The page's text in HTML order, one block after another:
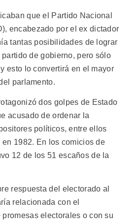
que el Partido Nacional
encabezado por el ex dictador
tantas posibilidades de lograr
partido de gobierno, pero sólo
esto lo convertirá en el mayor
parlamento.
dos golpes de Estado
acusado de ordenar la
políticos, entre ellos
1982. En los comicios de
12 de los 51 escaños de la
respuesta del electorado al
relacionada con el
electorales o con su